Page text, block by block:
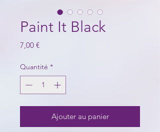
Paint It Black
7,00 €Prix
Quantité *
Ajouter au panier